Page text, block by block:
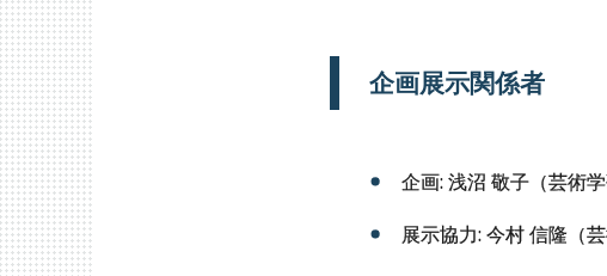
企画展示関係者
企画: 浅沼 敬子（芸術学
展示協力: 今村 信隆（芸